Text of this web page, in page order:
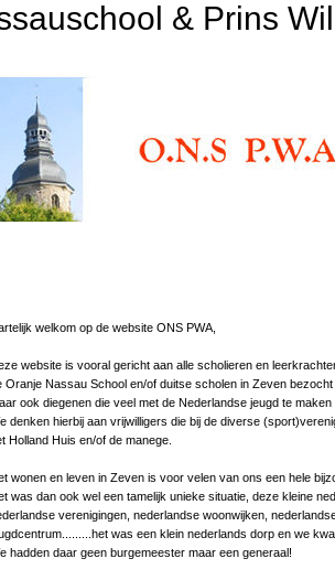
& Prins
welkom op de website ONS PWA,
website is vooral gericht aan alle scholieren en
Oranje Nassau School en/of duitse scholen in Zeven
ook diegenen die veel met de Nederlandse jeugd te
denken hierbij aan vrijwilligers die bij de diverse
Holland Huis en/of de manege.
wonen en leven in Zeven is voor velen van ons een hele
was dan ook wel een tamelijk unieke situatie, deze kleine
verenigingen, nederlandse woonwijken,
was een klein nederlands dorp en we
hadden daar geen burgemeester maar een generaal!